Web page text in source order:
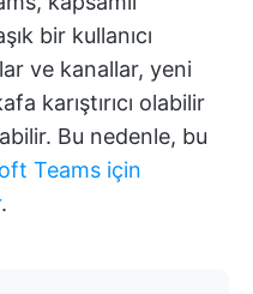
bir kullanıcı
ve kanallar, yeni
karıştırıcı olabilir
Bu nedenle, bu
Teams için
.